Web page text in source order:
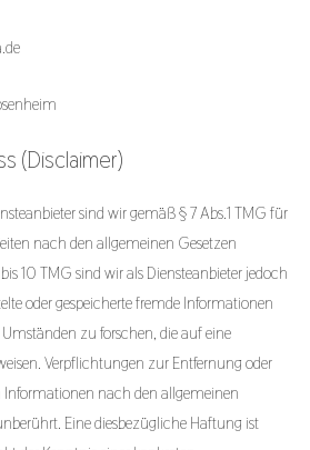
(Disclaimer)
sind wir gemäß § 7 Abs.1 TMG für
nach den allgemeinen Gesetzen
10 TMG sind wir als Diensteanbieter jedoch
oder gespeicherte fremde Informationen
zu forschen, die auf eine
Verpflichtungen zur Entfernung oder
nach den allgemeinen
Eine diesbezügliche Haftung ist